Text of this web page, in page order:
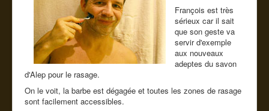
François est très
sérieux car il sait
que son geste va
servir d'exemple
aux nouveaux
adeptes du savon
d'Alep pour le rasage.
On le voit, la barbe est dégagée et toutes les zones de rasage
sont facilement accessibles.